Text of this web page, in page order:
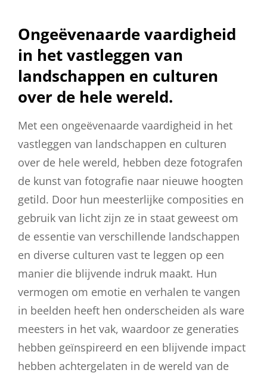
Ongeëvenaarde vaardigheid
in het vastleggen van
landschappen en culturen
over de hele wereld.
Met een ongeëvenaarde vaardigheid in het
vastleggen van landschappen en culturen
over de hele wereld, hebben deze fotografen
de kunst van fotografie naar nieuwe hoogten
getild. Door hun meesterlijke composities en
gebruik van licht zijn ze in staat geweest om
de essentie van verschillende landschappen
en diverse culturen vast te leggen op een
manier die blijvende indruk maakt. Hun
vermogen om emotie en verhalen te vangen
in beelden heeft hen onderscheiden als ware
meesters in het vak, waardoor ze generaties
hebben geïnspireerd en een blijvende impact
hebben achtergelaten in de wereld van de